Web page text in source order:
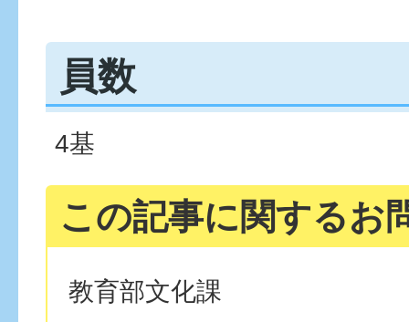
員数
4基
この記事に関するお
教育部文化課